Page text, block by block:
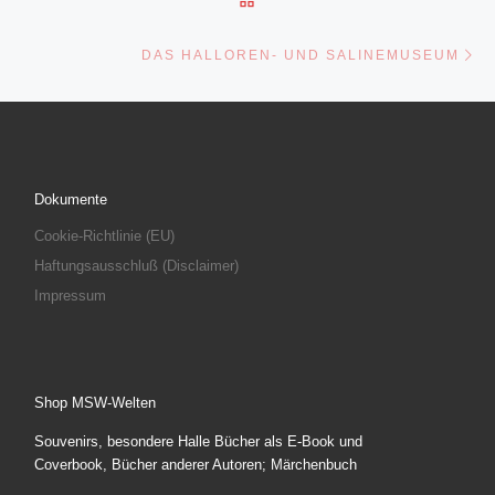
DAS HALLOREN- UND SALINEMUSEUM
Dokumente
Cookie-Richtlinie (EU)
Haftungsausschluß (Disclaimer)
Impressum
Shop MSW-Welten
Souvenirs, besondere Halle Bücher als E-Book und
Coverbook, Bücher anderer Autoren; Märchenbuch